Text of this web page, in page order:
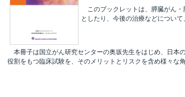
このブックレットは、膵臓がん・
としたり、今後の治療などについ
本冊子は国立がん研究センターの奥坂先生をはじめ、日本
役割をもつ臨床試験を、そのメリットとリスクを含め様々な